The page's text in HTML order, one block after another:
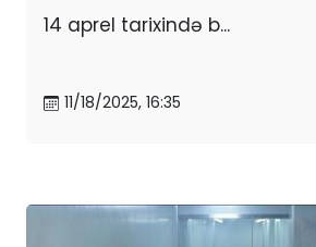
14 aprel tarixində b...
11/18/2025, 16:35